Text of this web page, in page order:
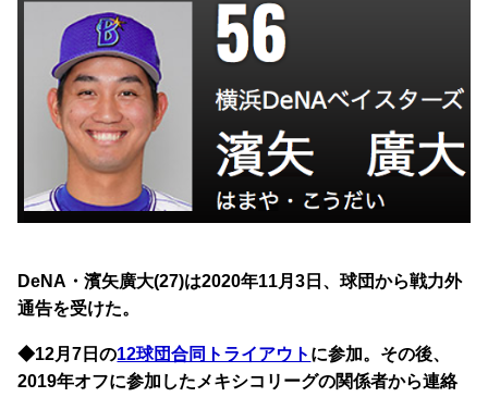
DeNA・濱矢廣大(27)は2020年11月3日、球団から戦力外
通告を受けた。
◆12月7日の12球団合同トライアウト に参加。その後、
2019年オフに参加したメキシコリーグの関係者から連絡